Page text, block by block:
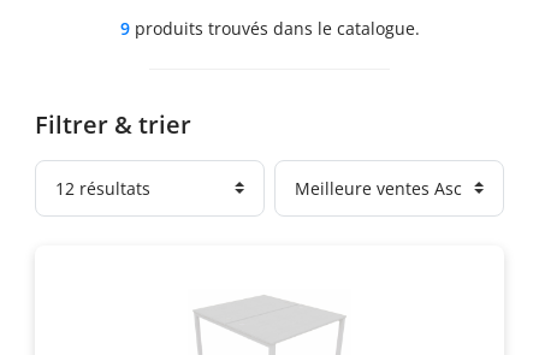
Filtrer & trier
9produits trouvés dans le catalogue.